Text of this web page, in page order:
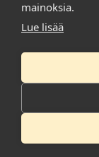
Susanna
Tilaa
mainoksia.
Lue lisää